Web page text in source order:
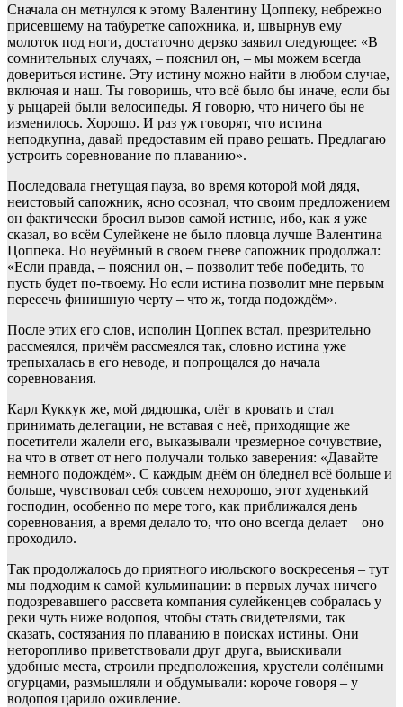
Сначала он метнулся к этому Валентину Цоппеку, небрежно
присевшему на табуретке сапожника, и, швырнув ему
молоток под ноги, достаточно дерзко заявил следующее: «В
сомнительных случаях, – пояснил он, – мы можем всегда
довериться истине. Эту истину можно найти в любом случае,
включая и наш. Ты говоришь, что всё было бы иначе, если бы
у рыцарей были велосипеды. Я говорю, что ничего бы не
изменилось. Хорошо. И раз уж говорят, что истина
неподкупна, давай предоставим ей право решать. Предлагаю
устроить соревнование по плаванию».
Последовала гнетущая пауза, во время которой мой дядя,
неистовый сапожник, ясно осознал, что своим предложением
он фактически бросил вызов самой истине, ибо, как я уже
сказал, во всём Сулейкене не было пловца лучше Валентина
Цоппека. Но неуёмный в своем гневе сапожник продолжал:
«Если правда, – пояснил он, – позволит тебе победить, то
пусть будет по-твоему. Но если истина позволит мне первым
пересечь финишную черту – что ж, тогда подождём».
После этих его слов, исполин Цоппек встал, презрительно
рассмеялся, причём рассмеялся так, словно истина уже
трепыхалась в его неводе, и попрощался до начала
соревнования.
Карл Куккук же, мой дядюшка, слёг в кровать и стал
принимать делегации, не вставая с неё, приходящие же
посетители жалели его, выказывали чрезмерное сочувствие,
на что в ответ от него получали только заверения: «Давайте
немного подождём». С каждым днём он бледнел всё больше и
больше, чувствовал себя совсем нехорошо, этот худенький
господин, особенно по мере того, как приближался день
соревнования, а время делало то, что оно всегда делает – оно
проходило.
Так продолжалось до приятного июльского воскресенья – тут
мы подходим к самой кульминации: в первых лучах ничего
подозревавшего рассвета компания сулейкенцев собралась у
реки чуть ниже водопоя, чтобы стать свидетелями, так
сказать, состязания по плаванию в поисках истины. Они
неторопливо приветствовали друг друга, выискивали
удобные места, строили предположения, хрустели солёными
огурцами, размышляли и обдумывали: короче говоря – у
водопоя царило оживление.